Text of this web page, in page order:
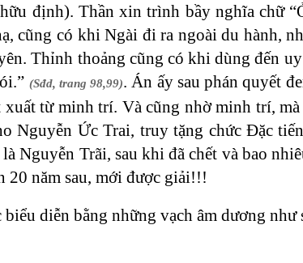
định). Thần xin trình bầy nghĩa chữ
cũng có khi Ngài đi ra ngoài du hành,
Thỉnh thoảng cũng có khi dùng đến
(Sđd, trang 98,99). Án ấy sau phán quyết
từ minh trí. Và cũng nhờ minh trí,
Nguyễn Ức Trai, truy tặng chức Đặc
Nguyễn Trãi, sau khi đã chết và bao
20 năm sau, mới được giải!!!
diễn bằng những vạch âm dương như